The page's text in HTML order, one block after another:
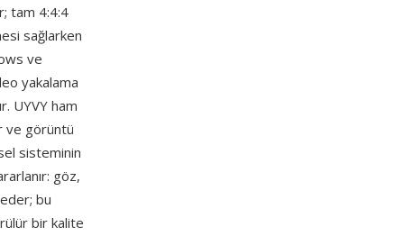
tam 4:4:4
sağlarken
ve
yakalama
UYVY ham
ve görüntü
sisteminin
göz,
bu
bir kalite